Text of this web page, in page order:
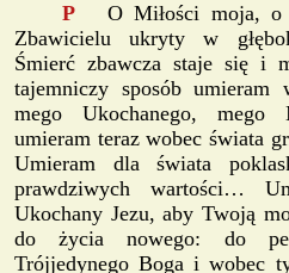
PO Miłości moja, o
Zbawicielu ukryty w
Śmierć zbawcza staje się i
tajemniczy sposób
mego Ukochanego, mego
umieram teraz wobec świata
Umieram dla świata
prawdziwych wartości…
Ukochany Jezu, aby Twoją
do życia nowego: do
Trójjedynego Boga i wobec